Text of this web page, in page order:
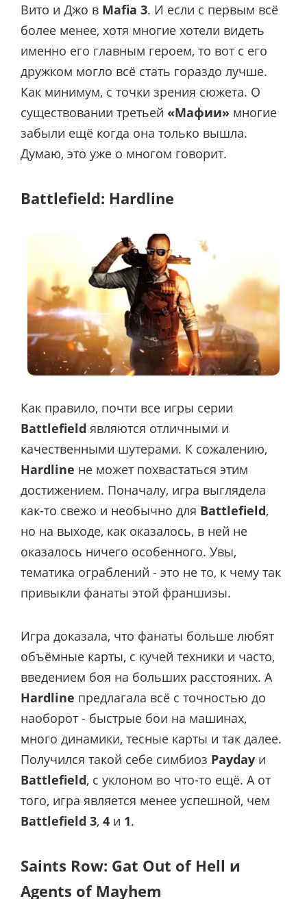
Вито и Джо в Mafia 3. И если с первым всё
более менее, хотя многие хотели видеть
именно его главным героем, то вот с его
дружком могло всё стать гораздо лучше.
Как минимум, с точки зрения сюжета. О
существовании третьей «Мафии» многие
забыли ещё когда она только вышла.
Думаю, это уже о многом говорит.
Battlefield: Hardline
Как правило, почти все игры серии
Battlefield являются отличными и
качественными шутерами. К сожалению,
Hardline не может похвастаться этим
достижением. Поначалу, игра выглядела
как-то свежо и необычно для Battlefield,
но на выходе, как оказалось, в ней не
оказалось ничего особенного. Увы,
тематика ограблений - это не то, к чему так
привыкли фанаты этой франшизы.
Игра доказала, что фанаты больше любят
объёмные карты, с кучей техники и часто,
введением боя на больших расстояних. А
Hardline предлагала всё с точностью до
наоборот - быстрые бои на машинах,
много динамики, тесные карты и так далее.
Получился такой себе симбиоз Payday и
Battlefield, с уклоном во что-то ещё. А от
того, игра является менее успешной, чем
Battlefield 3, 4 и 1.
Saints Row: Gat Out of Hell и
Agents of Mayhem